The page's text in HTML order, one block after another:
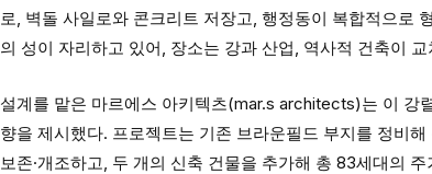
로, 벽돌 사일로와 콘크리트 저장고, 행정동이 복합적으로
의 성이 자리하고 있어, 장소는 강과 산업, 역사적 건축이
설계를 맡은 마르에스 아키텍츠(mar.s architects)는 이 강
향을 제시했다. 프로젝트는 기존 브라운필드 부지를 정비
보존·개조하고, 두 개의 신축 건물을 추가해 총 83세대의